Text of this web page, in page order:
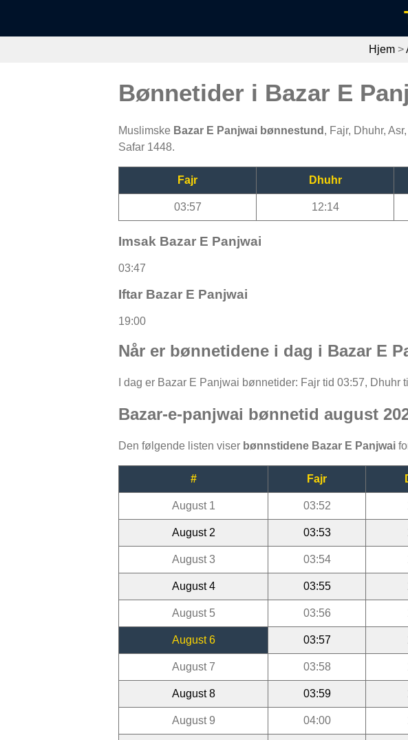
Hjem>
Bønnetider i Bazar E
Muslimske Bazar E Panjwai bønnestund , Fajr, Dhuhr,
Safar 1448.
Fajr Dhuhr
03:57 12:14
Imsak Bazar E Panjwai
03:47
Iftar Bazar E Panjwai
19:00
Når er bønnetidene i dag i Bazar E
I dag er Bazar E Panjwai bønnetider: Fajr tid 03:57,
Bazar-e-panjwai bønnetid august
Den følgende listen viser bønnstidene Bazar E Panjwai
# Fajr
August 1 03:52
August 2 03:53
August 3 03:54
August 4 03:55
August 5 03:56
August 6 03:57
August 7 03:58
August 8 03:59
August 9 04:00